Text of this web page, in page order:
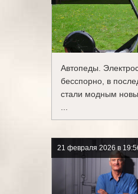
Автопеды.
бесспорно, в
стали модным
21 февраля 2026 в